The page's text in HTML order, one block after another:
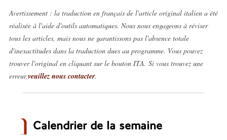
Avertissement : la traduction en français de l'article original italien a été
réalisée à l'aide d'outils automatiques. Nous nous engageons à réviser
tous les articles, mais nous ne garantissons pas l'absence totale
d'inexactitudes dans la traduction dues au programme. Vous pouvez
trouver l'original en cliquant sur le bouton ITA. Si vous trouvez une
erreur,veuillez nous contacter.
Calendrier de la semaine